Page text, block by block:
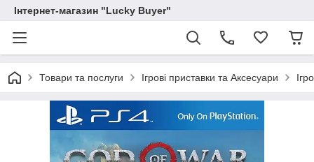
Інтернет-магазин "Lucky Buyer"
Товари та послуги Ігрові приставки та Аксесуари